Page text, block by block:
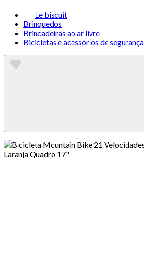
Le biscuit
Brinquedos
Brincadeiras ao ar livre
Bicicletas e acessórios de segurança